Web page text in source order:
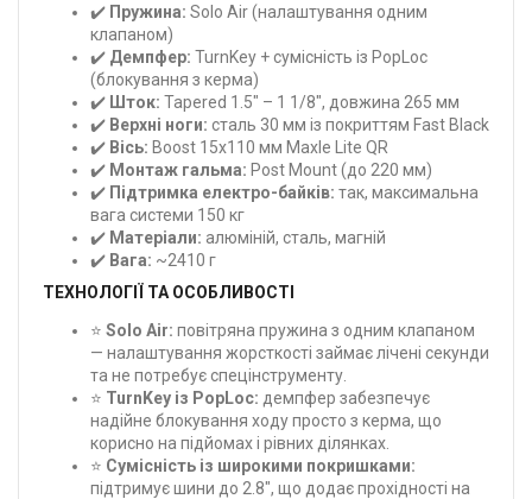
✔️ Пружина: Solo Air (налаштування одним
клапаном)
✔️ Демпфер: TurnKey + сумісність із PopLoc
(блокування з керма)
✔️ Шток: Tapered 1.5" – 1 1/8", довжина 265 мм
✔️ Верхні ноги: сталь 30 мм із покриттям Fast Black
✔️ Вісь: Boost 15x110 мм Maxle Lite QR
✔️ Монтаж гальма: Post Mount (до 220 мм)
✔️ Підтримка електро-байків: так, максимальна
вага системи 150 кг
✔️ Матеріали: алюміній, сталь, магній
✔️ Вага: ~2410 г
ТЕХНОЛОГІЇ ТА ОСОБЛИВОСТІ
⭐ Solo Air: повітряна пружина з одним клапаном
— налаштування жорсткості займає лічені секунди
та не потребує спецінструменту.
⭐ TurnKey із PopLoc: демпфер забезпечує
надійне блокування ходу просто з керма, що
корисно на підйомах і рівних ділянках.
⭐ Сумісність із широкими покришками:
підтримує шини до 2.8", що додає прохідності на